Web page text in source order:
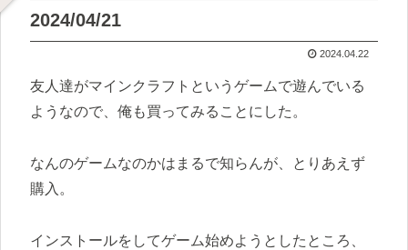
2024/04/21
2024.04.22
友人達がマインクラフトというゲームで遊んでいる
ようなので、俺も買ってみることにした。
なんのゲームなのかはまるで知らんが、とりあえず
購入。
インストールをしてゲーム始めようとしたところ、